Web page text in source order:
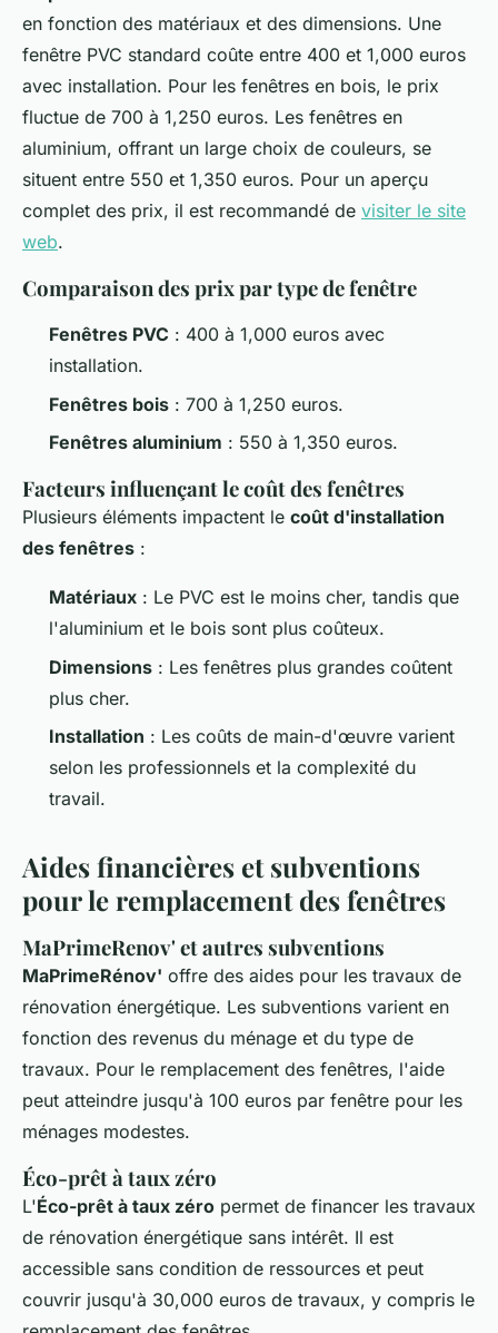
en fonction des matériaux et des dimensions. Une
fenêtre PVC standard coûte entre 400 et 1,000 euros
avec installation. Pour les fenêtres en bois, le prix
fluctue de 700 à 1,250 euros. Les fenêtres en
aluminium, offrant un large choix de couleurs, se
situent entre 550 et 1,350 euros. Pour un aperçu
complet des prix, il est recommandé de visiter le site
web.
Comparaison des prix par type de fenêtre
Fenêtres PVC : 400 à 1,000 euros avec
installation.
Fenêtres bois : 700 à 1,250 euros.
Fenêtres aluminium : 550 à 1,350 euros.
Facteurs influençant le coût des fenêtres
Plusieurs éléments impactent le coût d'installation
des fenêtres :
Matériaux : Le PVC est le moins cher, tandis que
l'aluminium et le bois sont plus coûteux.
Dimensions : Les fenêtres plus grandes coûtent
plus cher.
Installation : Les coûts de main-d'œuvre varient
selon les professionnels et la complexité du
travail.
Aides financières et subventions
pour le remplacement des fenêtres
MaPrimeRenov' et autres subventions
MaPrimeRénov' offre des aides pour les travaux de
rénovation énergétique. Les subventions varient en
fonction des revenus du ménage et du type de
travaux. Pour le remplacement des fenêtres, l'aide
peut atteindre jusqu'à 100 euros par fenêtre pour les
ménages modestes.
Éco-prêt à taux zéro
L'Éco-prêt à taux zéro permet de financer les travaux
de rénovation énergétique sans intérêt. Il est
accessible sans condition de ressources et peut
couvrir jusqu'à 30,000 euros de travaux, y compris le